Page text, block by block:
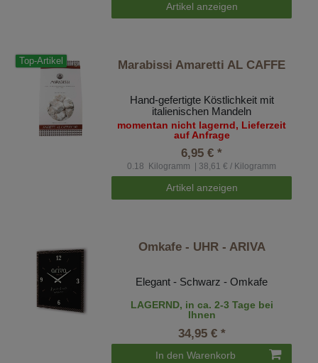
Artikel anzeigen
Top-Artikel Marabissi Amaretti AL CAFFE
Hand-gefertigte Köstlichkeit mit
italienischen Mandeln
momentan nicht lagernd, Lieferzeit
auf Anfrage
6,95 € *
0.18 Kilogramm | 38,61 € / Kilogramm
Artikel anzeigen
Omkafe - UHR - ARIVA
Elegant - Schwarz - Omkafe
LAGERND, in ca. 2-3 Tage bei
Ihnen
34,95 € *
In den Warenkorb